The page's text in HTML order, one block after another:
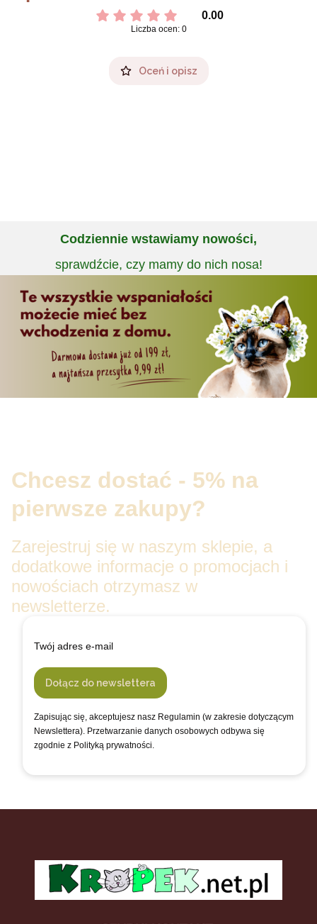
0.00
Liczba ocen: 0
Oceń i opisz
Codziennie wstawiamy nowości,
sprawdźcie, czy mamy do nich nosa!
Chcesz dostać - 5% na
pierwsze zakupy?
Zarejestruj się w naszym sklepie, a
dodatkowe informacje o promocjach i
nowościach otrzymasz w
newsletterze.
Twój adres e-mail
Dołącz do newslettera
Zapisując się, akceptujesz nasz Regulamin (w zakresie dotyczącym
Newslettera). Przetwarzanie danych osobowych odbywa się
zgodnie z Polityką prywatności.